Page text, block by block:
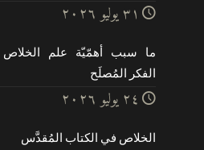
۳۱ يوليو ۲۰۲٦
ما سبب أهمّيّة علم
الفكر المُصلَح
۲٤ يوليو ۲۰۲٦
الخلاص في الكتاب المُقدَّس